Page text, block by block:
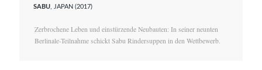
SABU, JAPAN (2017)
Zerbrochene Leben und einstürzende Neubauten: In seiner neunten
Berlinale-Teilnahme schickt Sabu Rindersuppen in den Wettbewerb.